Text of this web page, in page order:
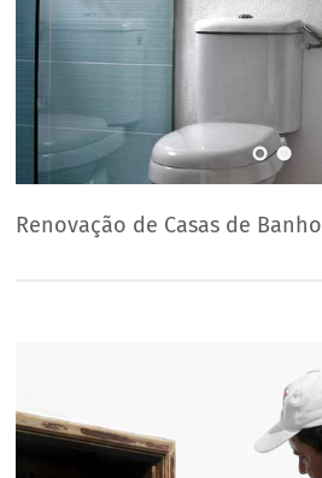
Renovação de Casas de Banho